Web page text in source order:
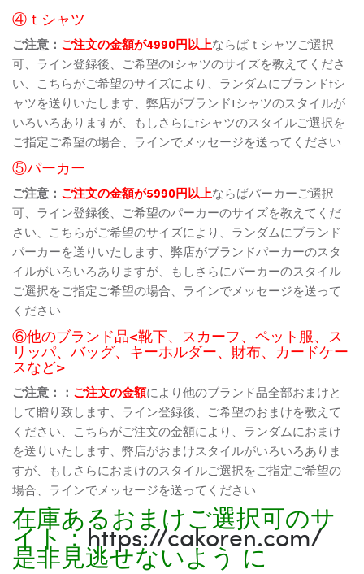
④ｔシャツ
ご注意： ご注文の金額が4990円以上ならばｔシャツご選択
可、ライン登録後、ご希望のtシャツのサイズを教えてくださ
い、こちらがご希望のサイズにより、ランダムにブランドtシ
ャツを送りいたします、弊店がブランドtシャツのスタイルが
いろいろありますが、もしさらにtシャツのスタイルご選択を
ご指定ご希望の場合、ラインでメッセージを送ってください
⑤パーカー
ご注意： ご注文の金額が5990円以上ならばパーカーご選択
可、ライン登録後、ご希望のパーカーのサイズを教えてくだ
さい、こちらがご希望のサイズにより、ランダムにブランド
パーカーを送りいたします、弊店がブランドパーカーのスタ
イルがいろいろありますが、もしさらにパーカーのスタイル
ご選択をご指定ご希望の場合、ラインでメッセージを送って
ください
⑥他のブランド品<靴下、スカーフ、ペット服、ス
リッパ、バッグ、キーホルダー、財布、カードケー
スなど>
ご注意：： ご注文の金額により他のブランド品全部おまけと
して贈り致します、ライン登録後、ご希望のおまけを教えて
ください、こちらがご注文の金額により、ランダムにおまけ
を送りいたします、弊店がおまけスタイルがいろいろありま
すが、もしさらにおまけのスタイルご選択をご指定ご希望の
場合、ラインでメッセージを送ってください
在庫あるおまけご選択可のサ
イト：https://cakoren.com/
是非見逃せないよう に